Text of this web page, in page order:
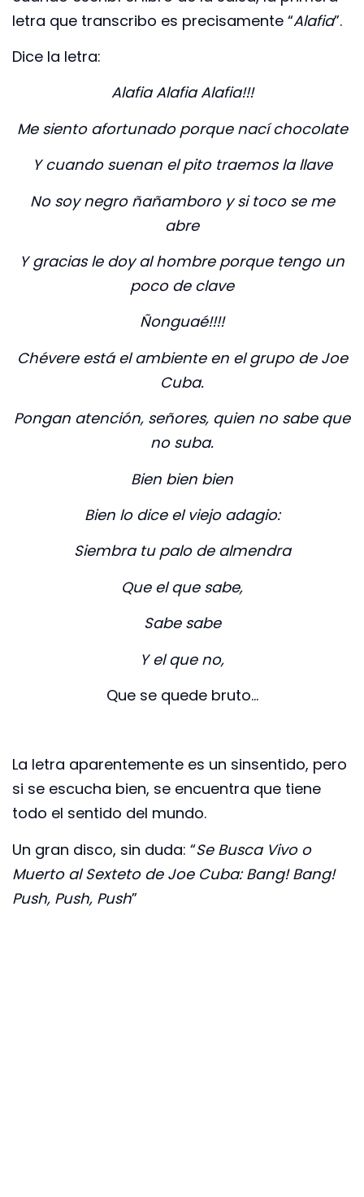
letra que transcribo es precisamente “Alafia”.
Dice la letra:
Alafia Alafia Alafia!!!
Me siento afortunado porque nací chocolate
Y cuando suenan el pito traemos la llave
No soy negro ñañamboro y si toco se me
abre
Y gracias le doy al hombre porque tengo un
poco de clave
Ñonguaé!!!!
Chévere está el ambiente en el grupo de Joe
Cuba.
Pongan atención, señores, quien no sabe que
no suba.
Bien bien bien
Bien lo dice el viejo adagio:
Siembra tu palo de almendra
Que el que sabe,
Sabe sabe
Y el que no,
Que se quede bruto…
La letra aparentemente es un sinsentido, pero
si se escucha bien, se encuentra que tiene
todo el sentido del mundo.
Un gran disco, sin duda: “Se Busca Vivo o
Muerto al Sexteto de Joe Cuba: Bang! Bang!
Push, Push, Push”